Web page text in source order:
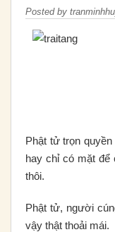
Posted by
Phật tử trọn
hay chỉ có mặt để
thôi.
Phật tử, người
vậy thật thoải mái.